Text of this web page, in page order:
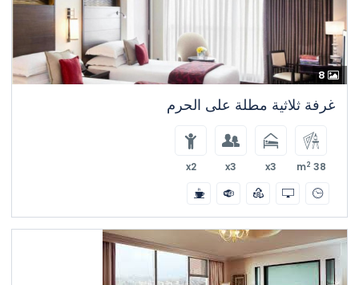
غرفة ثلاثية مطلة على الحرم
38 m
2
x3
x3
x2